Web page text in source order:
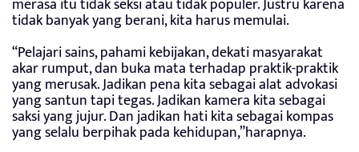
merasa itu tidak seksi atau tidak populer. Justru karena
tidak banyak yang berani, kita harus memulai.
“Pelajari sains, pahami kebijakan, dekati masyarakat
akar rumput, dan buka mata terhadap praktik-praktik
yang merusak. Jadikan pena kita sebagai alat advokasi
yang santun tapi tegas. Jadikan kamera kita sebagai
saksi yang jujur. Dan jadikan hati kita sebagai kompas
yang selalu berpihak pada kehidupan,”harapnya.